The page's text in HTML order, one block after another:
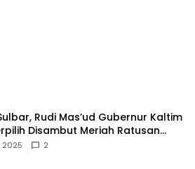
Rudi Mas’ud Gubernur Kaltim
Disambut Meriah Ratusan
2025 2